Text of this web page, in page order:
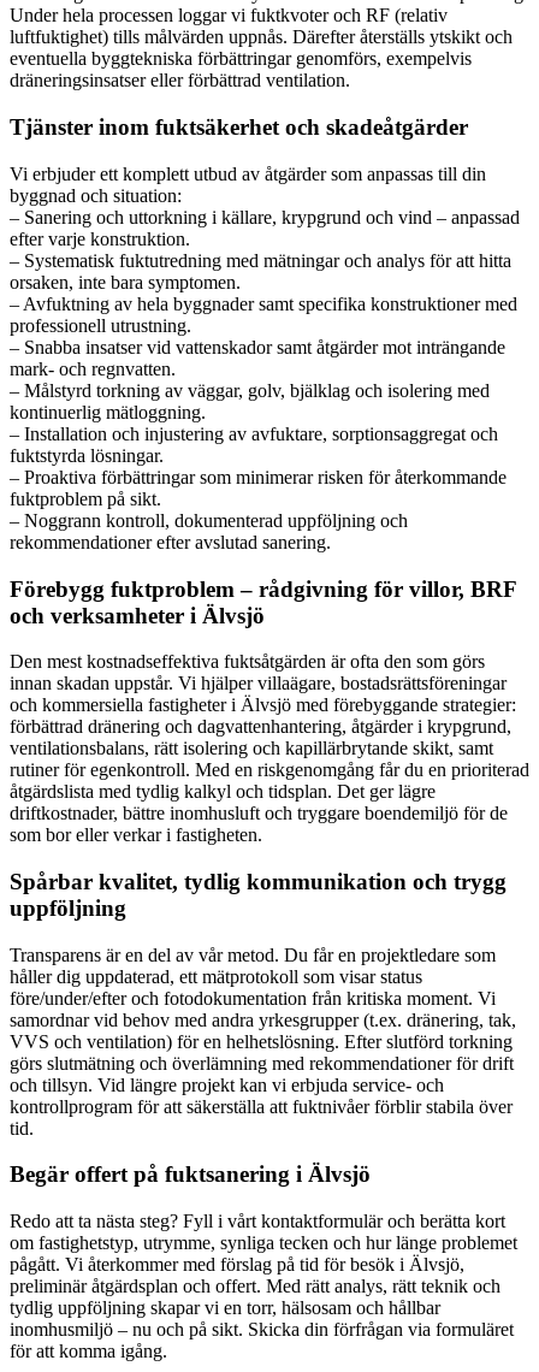
Under hela processen loggar vi fuktkvoter och RF (relativ
luftfuktighet) tills målvärden uppnås. Därefter återställs ytskikt och
eventuella byggtekniska förbättringar genomförs, exempelvis
dräneringsinsatser eller förbättrad ventilation.
Tjänster inom fuktsäkerhet och skadeåtgärder
Vi erbjuder ett komplett utbud av åtgärder som anpassas till din
byggnad och situation:
– Sanering och uttorkning i källare, krypgrund och vind – anpassad
efter varje konstruktion.
– Systematisk fuktutredning med mätningar och analys för att hitta
orsaken, inte bara symptomen.
– Avfuktning av hela byggnader samt specifika konstruktioner med
professionell utrustning.
– Snabba insatser vid vattenskador samt åtgärder mot inträngande
mark- och regnvatten.
– Målstyrd torkning av väggar, golv, bjälklag och isolering med
kontinuerlig mätloggning.
– Installation och injustering av avfuktare, sorptionsaggregat och
fuktstyrda lösningar.
– Proaktiva förbättringar som minimerar risken för återkommande
fuktproblem på sikt.
– Noggrann kontroll, dokumenterad uppföljning och
rekommendationer efter avslutad sanering.
Förebygg fuktproblem – rådgivning för villor, BRF
och verksamheter i Älvsjö
Den mest kostnadseffektiva fuktsåtgärden är ofta den som görs
innan skadan uppstår. Vi hjälper villaägare, bostadsrättsföreningar
och kommersiella fastigheter i Älvsjö med förebyggande strategier:
förbättrad dränering och dagvattenhantering, åtgärder i krypgrund,
ventilationsbalans, rätt isolering och kapillärbrytande skikt, samt
rutiner för egenkontroll. Med en riskgenomgång får du en prioriterad
åtgärdslista med tydlig kalkyl och tidsplan. Det ger lägre
driftkostnader, bättre inomhusluft och tryggare boendemiljö för de
som bor eller verkar i fastigheten.
Spårbar kvalitet, tydlig kommunikation och trygg
uppföljning
Transparens är en del av vår metod. Du får en projektledare som
håller dig uppdaterad, ett mätprotokoll som visar status
före/under/efter och fotodokumentation från kritiska moment. Vi
samordnar vid behov med andra yrkesgrupper (t.ex. dränering, tak,
VVS och ventilation) för en helhetslösning. Efter slutförd torkning
görs slutmätning och överlämning med rekommendationer för drift
och tillsyn. Vid längre projekt kan vi erbjuda service- och
kontrollprogram för att säkerställa att fuktnivåer förblir stabila över
tid.
Begär offert på fuktsanering i Älvsjö
Redo att ta nästa steg? Fyll i vårt kontaktformulär och berätta kort
om fastighetstyp, utrymme, synliga tecken och hur länge problemet
pågått. Vi återkommer med förslag på tid för besök i Älvsjö,
preliminär åtgärdsplan och offert. Med rätt analys, rätt teknik och
tydlig uppföljning skapar vi en torr, hälsosam och hållbar
inomhusmiljö – nu och på sikt. Skicka din förfrågan via formuläret
för att komma igång.